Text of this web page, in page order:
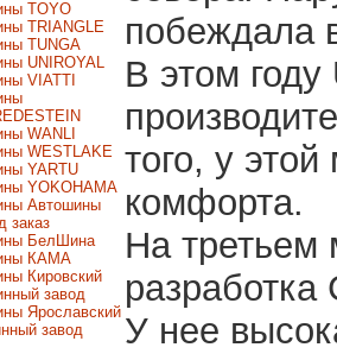
TOYO
TRIANGLE
TUNGA
UNIROYAL
VIATTI
WANLI
WESTLAKE
YARTU
YOKOHAMA
Автошины
заказ
БелШина
КАМА
Кировский
завод
Ярославский
завод
побеждала
В этом
того, у
комфорта.
На третьем
У нее